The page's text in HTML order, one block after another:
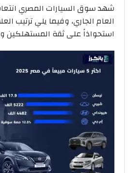
شهد سوق السيارات المصري
العام الجاري، وفيما يلي ترتيب
استحواذاً على ثقة المستهلكين